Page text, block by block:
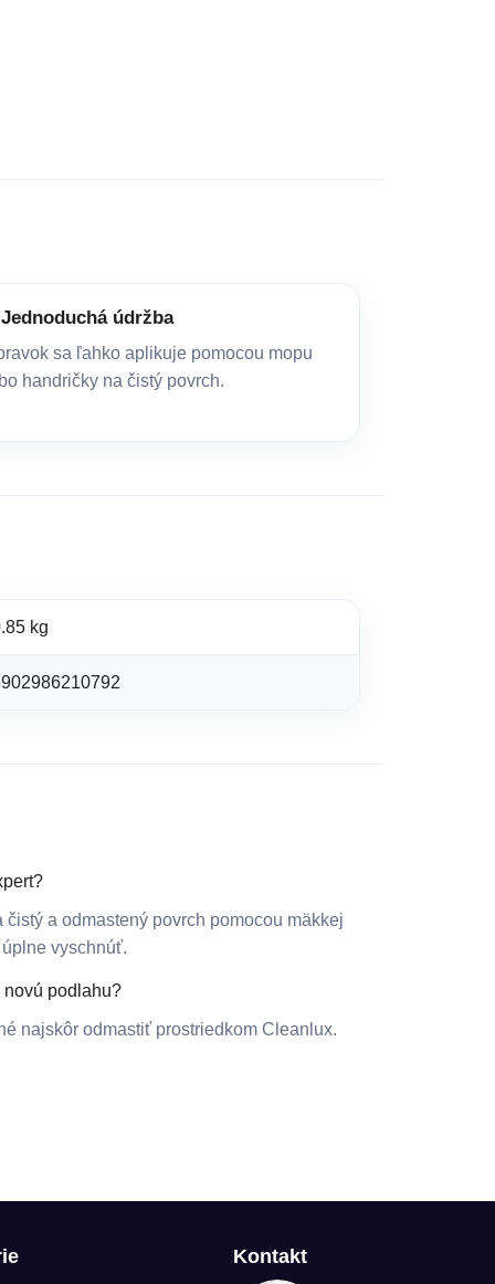
Jednoduchá údržba
sa ľahko aplikuje pomocou mopu
handričky na čistý povrch.
kg
a odmastený povrch pomocou mäkkej
vyschnúť.
podlahu?
najskôr odmastiť prostriedkom Cleanlux.
Kontakt